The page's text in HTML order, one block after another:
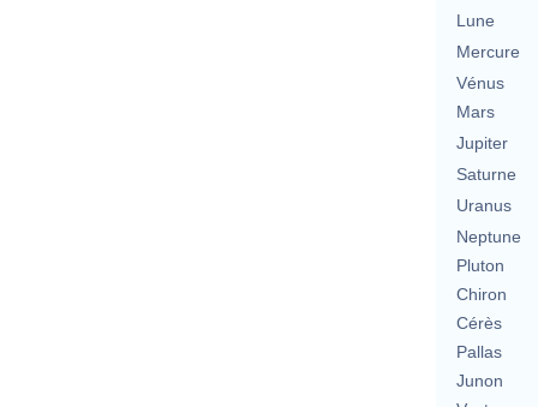
Lune
Mercure
Vénus
Mars
Jupiter
Saturne
Uranus
Neptune
Pluton
Chiron
Cérès
Pallas
Junon